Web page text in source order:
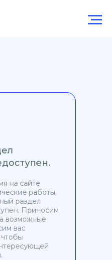
на сайте
работы,
раздел
Приносим
возможные
вас